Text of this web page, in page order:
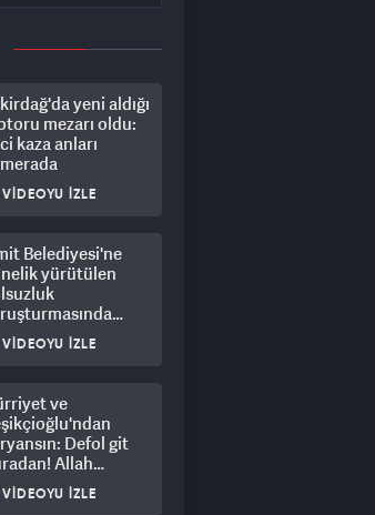
yeni aldığı
mezarı oldu:
kaza anları
VIDEOYU İZLE
Belediyesi'ne
yürütülen
görüntüleri
çıktı
VIDEOYU İZLE
ve
Defol git
Allah
belasını
VIDEOYU İZLE